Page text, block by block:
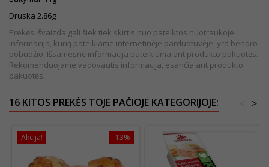
Druska 2.86g
Prekės išvaizda gali šiek tiek skirtis nuo pateiktos nuotraukoje.
Informacija, kurią pateikiame internetinėje parduotuvėje, yra bendro
pobūdžio. Išsamesnė informacija pateikiama ant produkto pakuotės.
Rekomenduojame vadovautis informacija, esančia ant produkto
pakuotės.
16 KITOS PREKĖS TOJE PAČIOJE KATEGORIJOJE: >
-13%
Akcija!